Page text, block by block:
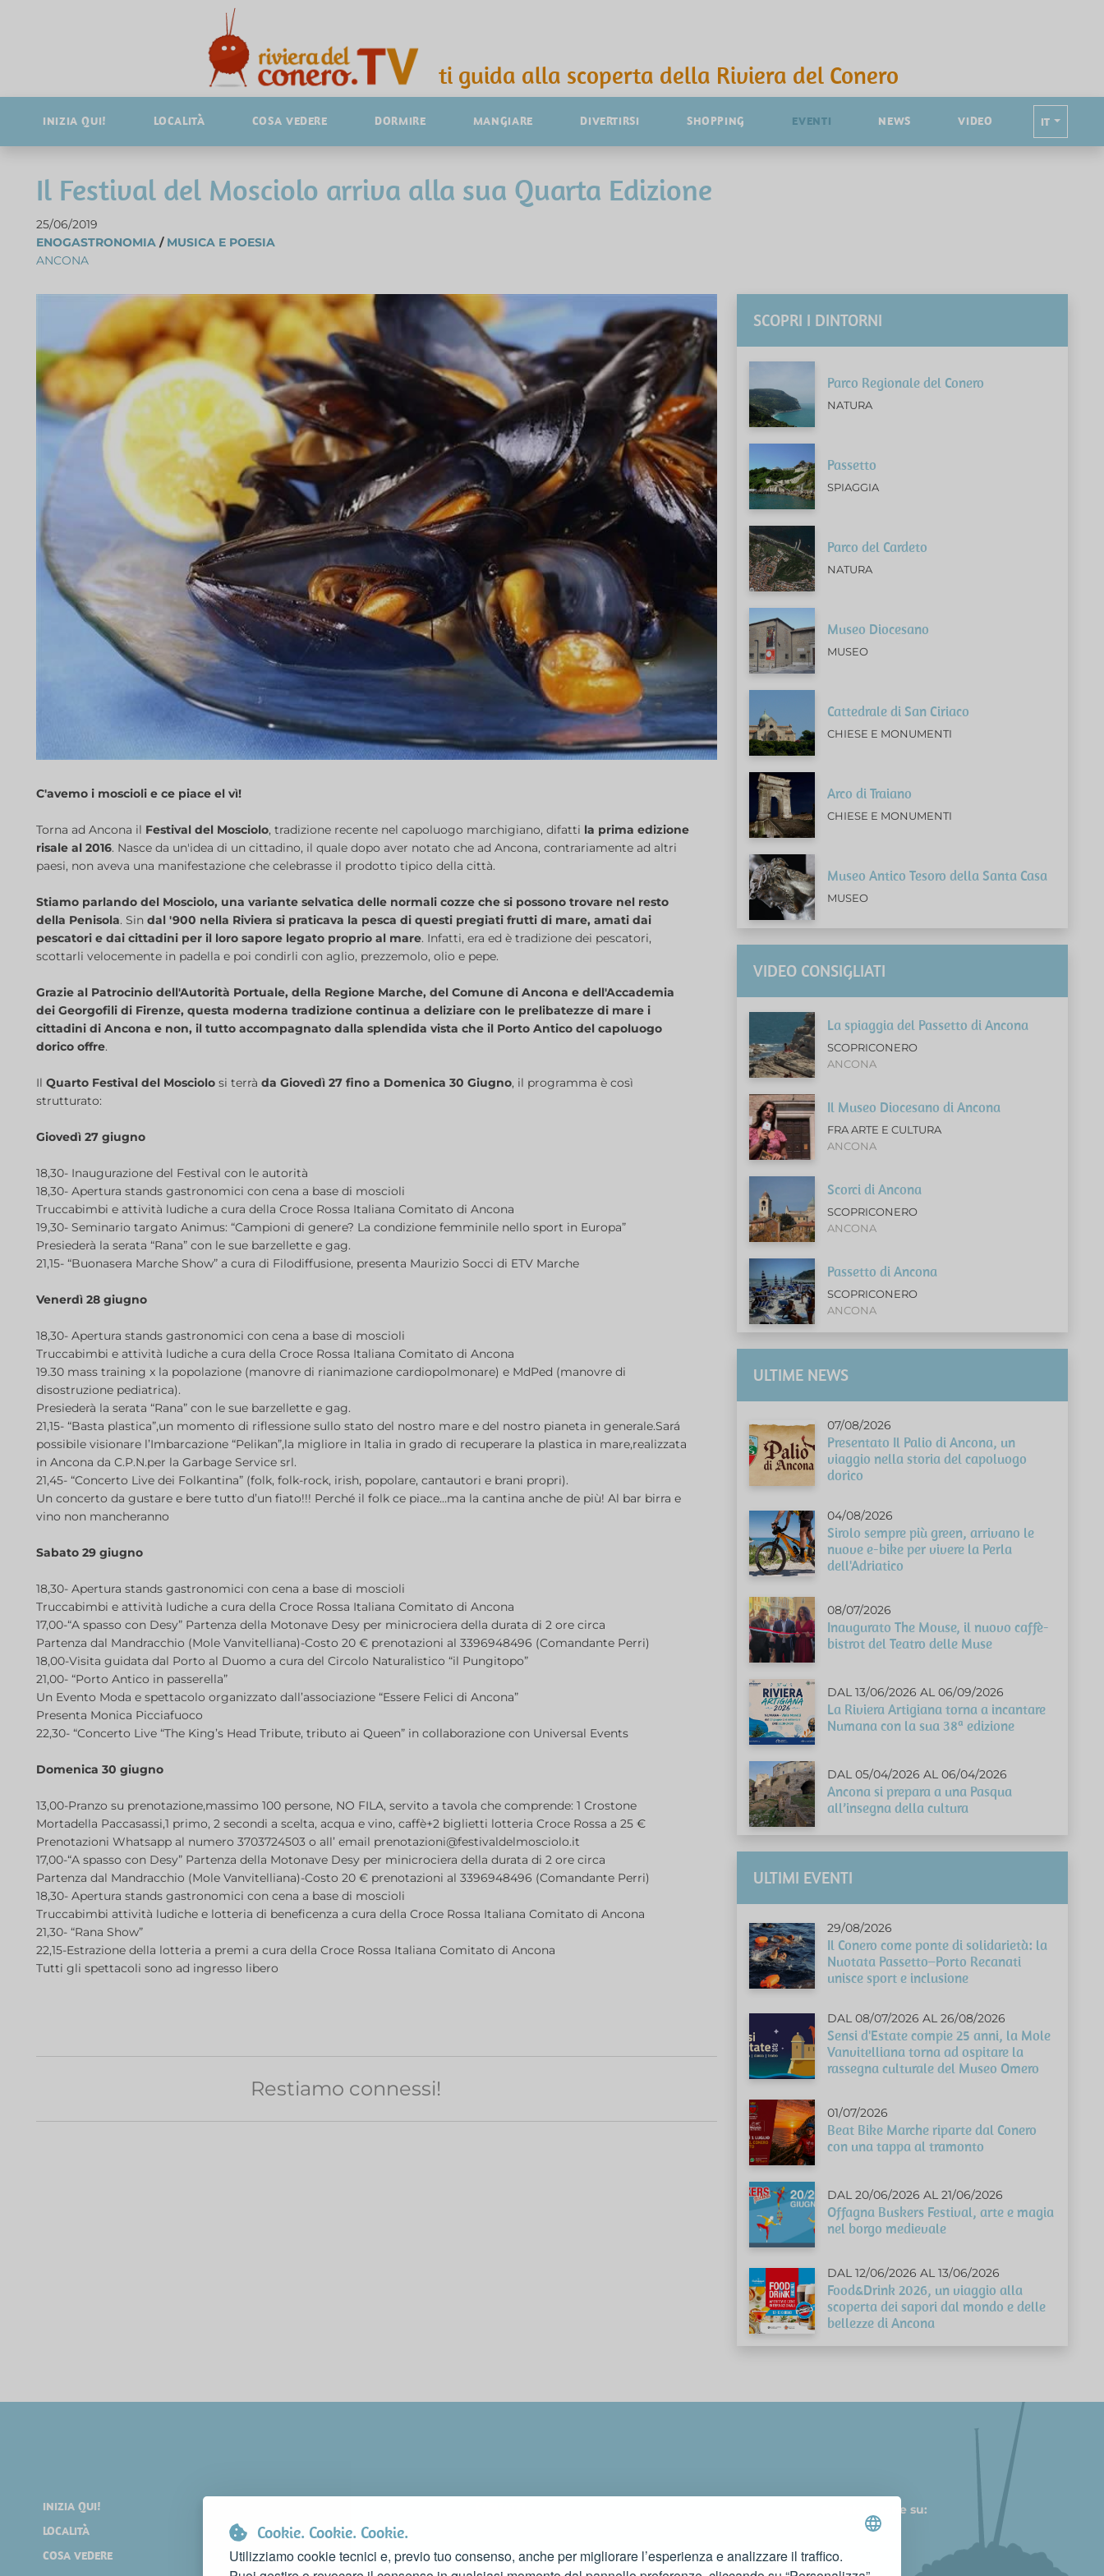
Cookie. Cookie. Cookie.
Utilizziamo cookie tecnici e, previo tuo consenso, anche per migliorare l’esperienza e analizzare il traffico.
ti guida alla scoperta della Riviera del Conero
INIZIA QUI! LOCALITÀ COSA VEDERE DORMIRE MANGIARE DIVERTIRSI SHOPPING EVENTI NEWS VIDEO IT
Il Festival del Mosciolo arriva alla sua Quarta Edizione
25/06/2019
ENOGASTRONOMIA / MUSICA E POESIA
ANCONA
C'avemo i moscioli e ce piace el vì!
Torna ad Ancona il Festival del Mosciolo, tradizione recente nel capoluogo marchigiano, difatti la prima edizione
risale al 2016. Nasce da un'idea di un cittadino, il quale dopo aver notato che ad Ancona, contrariamente ad altri
paesi, non aveva una manifestazione che celebrasse il prodotto tipico della città.
Stiamo parlando del Mosciolo, una variante selvatica delle normali cozze che si possono trovare nel resto
della Penisola. Sin dal '900 nella Riviera si praticava la pesca di questi pregiati frutti di mare, amati dai
pescatori e dai cittadini per il loro sapore legato proprio al mare. Infatti, era ed è tradizione dei pescatori,
scottarli velocemente in padella e poi condirli con aglio, prezzemolo, olio e pepe.
Grazie al Patrocinio dell'Autorità Portuale, della Regione Marche, del Comune di Ancona e dell'Accademia
dei Georgofili di Firenze, questa moderna tradizione continua a deliziare con le prelibatezze di mare i
cittadini di Ancona e non, il tutto accompagnato dalla splendida vista che il Porto Antico del capoluogo
dorico offre.
Il Quarto Festival del Mosciolo si terrà da Giovedì 27 fino a Domenica 30 Giugno, il programma è così
strutturato:
Giovedì 27 giugno
18,30- Inaugurazione del Festival con le autorità
18,30- Apertura stands gastronomici con cena a base di moscioli
Truccabimbi e attività ludiche a cura della Croce Rossa Italiana Comitato di Ancona
19,30- Seminario targato Animus: “Campioni di genere? La condizione femminile nello sport in Europa”
Presiederà la serata “Rana” con le sue barzellette e gag.
21,15- “Buonasera Marche Show” a cura di Filodiffusione, presenta Maurizio Socci di ETV Marche
Venerdì 28 giugno
18,30- Apertura stands gastronomici con cena a base di moscioli
Truccabimbi e attività ludiche a cura della Croce Rossa Italiana Comitato di Ancona
19.30 mass training x la popolazione (manovre di rianimazione cardiopolmonare) e MdPed (manovre di
disostruzione pediatrica).
Presiederà la serata “Rana” con le sue barzellette e gag.
21,15- “Basta plastica”,un momento di riflessione sullo stato del nostro mare e del nostro pianeta in generale.Sará
possibile visionare l’Imbarcazione “Pelikan”,la migliore in Italia in grado di recuperare la plastica in mare,realizzata
in Ancona da C.P.N.per la Garbage Service srl.
21,45- “Concerto Live dei Folkantina” (folk, folk-rock, irish, popolare, cantautori e brani propri).
Un concerto da gustare e bere tutto d’un fiato!!! Perché il folk ce piace…ma la cantina anche de più! Al bar birra e
vino non mancheranno
Sabato 29 giugno
18,30- Apertura stands gastronomici con cena a base di moscioli
Truccabimbi e attività ludiche a cura della Croce Rossa Italiana Comitato di Ancona
17,00-“A spasso con Desy” Partenza della Motonave Desy per minicrociera della durata di 2 ore circa
Partenza dal Mandracchio (Mole Vanvitelliana)-Costo 20 € prenotazioni al 3396948496 (Comandante Perri)
18,00-Visita guidata dal Porto al Duomo a cura del Circolo Naturalistico “il Pungitopo”
21,00- “Porto Antico in passerella”
Un Evento Moda e spettacolo organizzato dall’associazione “Essere Felici di Ancona”
Presenta Monica Picciafuoco
22,30- “Concerto Live “The King’s Head Tribute, tributo ai Queen” in collaborazione con Universal Events
Domenica 30 giugno
13,00-Pranzo su prenotazione,massimo 100 persone, NO FILA, servito a tavola che comprende: 1 Crostone
Mortadella Paccasassi,1 primo, 2 secondi a scelta, acqua e vino, caffè+2 biglietti lotteria Croce Rossa a 25 €
Prenotazioni Whatsapp al numero 3703724503 o all’ email prenotazioni@festivaldelmosciolo.it
17,00-“A spasso con Desy” Partenza della Motonave Desy per minicrociera della durata di 2 ore circa
Partenza dal Mandracchio (Mole Vanvitelliana)-Costo 20 € prenotazioni al 3396948496 (Comandante Perri)
18,30- Apertura stands gastronomici con cena a base di moscioli
Truccabimbi attività ludiche e lotteria di beneficenza a cura della Croce Rossa Italiana Comitato di Ancona
21,30- “Rana Show”
22,15-Estrazione della lotteria a premi a cura della Croce Rossa Italiana Comitato di Ancona
Tutti gli spettacoli sono ad ingresso libero
Restiamo connessi!
SCOPRI I DINTORNI
Parco Regionale del Conero
NATURA
Passetto
SPIAGGIA
Parco del Cardeto
NATURA
Museo Diocesano
MUSEO
Cattedrale di San Ciriaco
CHIESE E MONUMENTI
Arco di Traiano
CHIESE E MONUMENTI
Museo Antico Tesoro della Santa Casa
MUSEO
VIDEO CONSIGLIATI
La spiaggia del Passetto di Ancona
SCOPRICONERO
ANCONA
Il Museo Diocesano di Ancona
FRA ARTE E CULTURA
ANCONA
Scorci di Ancona
SCOPRICONERO
ANCONA
Passetto di Ancona
SCOPRICONERO
ANCONA
ULTIME NEWS
07/08/2026
Presentato Il Palio di Ancona, un
viaggio nella storia del capoluogo
dorico
04/08/2026
Sirolo sempre più green, arrivano le
nuove e-bike per vivere la Perla
dell'Adriatico
08/07/2026
Inaugurato The Mouse, il nuovo caffè-
bistrot del Teatro delle Muse
DAL 13/06/2026 AL 06/09/2026
La Riviera Artigiana torna a incantare
Numana con la sua 38ª edizione
DAL 05/04/2026 AL 06/04/2026
Ancona si prepara a una Pasqua
all’insegna della cultura
ULTIMI EVENTI
29/08/2026
Il Conero come ponte di solidarietà: la
Nuotata Passetto–Porto Recanati
unisce sport e inclusione
DAL 08/07/2026 AL 26/08/2026
Sensi d'Estate compie 25 anni, la Mole
Vanvitelliana torna ad ospitare la
rassegna culturale del Museo Omero
01/07/2026
Beat Bike Marche riparte dal Conero
con una tappa al tramonto
DAL 20/06/2026 AL 21/06/2026
Offagna Buskers Festival, arte e magia
nel borgo medievale
DAL 12/06/2026 AL 13/06/2026
Food&Drink 2026, un viaggio alla
scoperta dei sapori dal mondo e delle
bellezze di Ancona
INIZIA QUI!
LOCALITÀ
COSA VEDERE
SHOPPING
EVENTI
info@rivieradelconero.tv
Seguici anche su: